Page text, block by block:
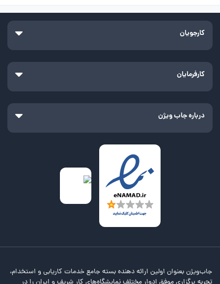
کارجویان
کارفرمایان
درباره جاب ویژن
جاب‌ویژن بعنوان اولین ارائه دهنده بسته جامع خدمات کاریابی و استخدام،